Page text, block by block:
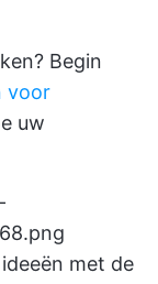
Begin
voor
uw
met de